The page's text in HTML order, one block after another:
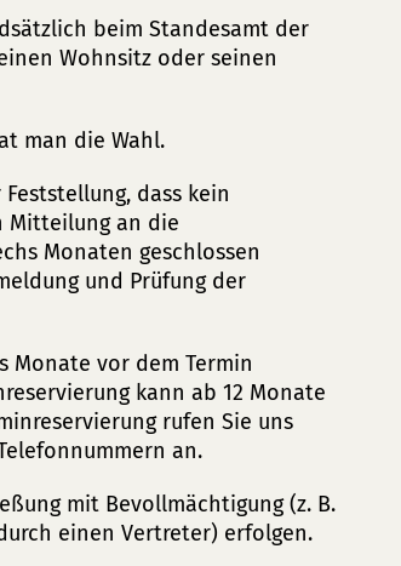
beim Standesamt der
Wohnsitz oder seinen
man die Wahl.
dass kein
Mitteilung an die
Monaten geschlossen
und Prüfung der
Monate vor dem Termin
kann ab 12 Monate
rufen Sie uns
an.
mit Bevollmächtigung (z. B.
einen Vertreter) erfolgen.